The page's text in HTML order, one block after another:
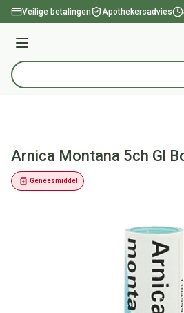
Ga naar de inhoud
Veilige betalingen Apothekersadvies
Menu
Product, merk, categorie...
Arnica Montana 5ch Gl
Geneesmiddel